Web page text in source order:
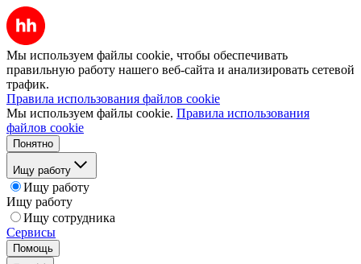
Мы используем файлы cookie, чтобы обеспечивать
правильную работу нашего веб-сайта и анализировать сетевой
трафик.
Правила использования файлов cookie
Мы используем файлы cookie. Правила использования
файлов cookie
Понятно
Ищу работу
Ищу работу
Ищу работу
Ищу сотрудника
Сервисы
Помощь